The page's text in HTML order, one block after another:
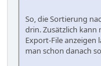
So, die Sortierung
drin. Zusätzlich kann
Export-File anzeigen
man schon danach